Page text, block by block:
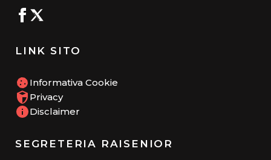
LINK SITO
Informativa Cookie
Privacy
Disclaimer
SEGRETERIA RAISENIOR